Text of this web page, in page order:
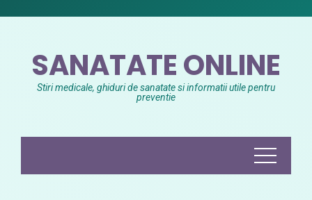
SANATATE ONLINE
Stiri medicale, ghiduri de sanatate si informatii utile pentru
preventie